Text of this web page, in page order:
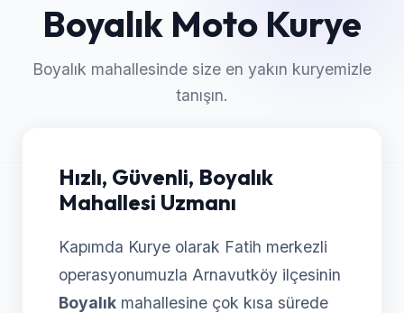
Boyalık Moto Kurye
Boyalık mahallesinde size en yakın kuryemizle
tanışın.
Hızlı, Güvenli, Boyalık
Mahallesi Uzmanı
Kapımda Kurye olarak Fatih merkezli
operasyonumuzla Arnavutköy ilçesinin
Boyalık mahallesine çok kısa sürede